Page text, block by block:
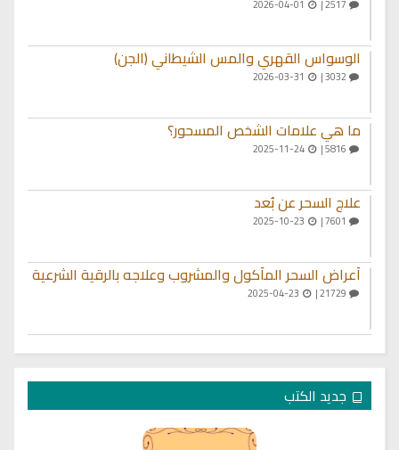
الوسواس القهري والمس الشيطاني (الجن)
ما هي علامات الشخص المسحور؟
2025-11-24
علاج السحر عن بُعد
أعراض السحر المأكول والمشروب وعلاجه بالرقية الشرعية
جديد الكتب